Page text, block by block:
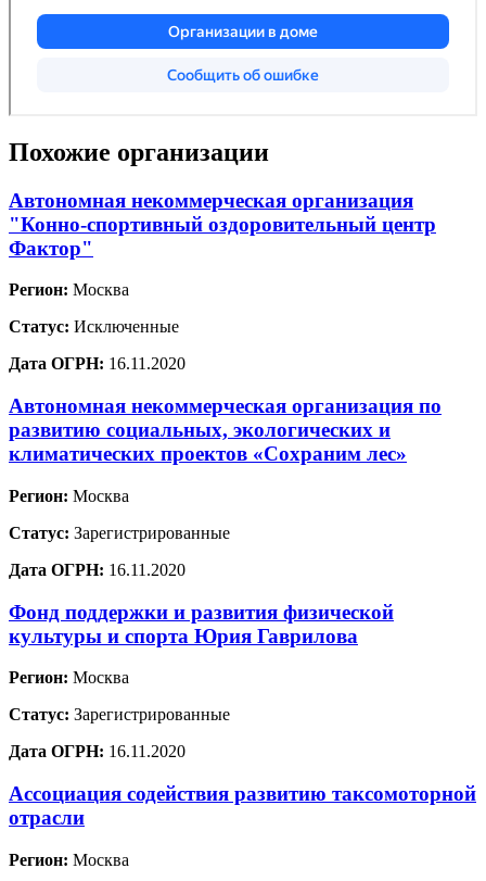
Похожие организации
Автономная некоммерческая организация
"Конно-спортивный оздоровительный центр
Фактор"
Регион: Москва
Статус: Исключенные
Дата ОГРН: 16.11.2020
Автономная некоммерческая организация по
развитию социальных, экологических и
климатических проектов «Сохраним лес»
Регион: Москва
Статус: Зарегистрированные
Дата ОГРН: 16.11.2020
Фонд поддержки и развития физической
культуры и спорта Юрия Гаврилова
Регион: Москва
Статус: Зарегистрированные
Дата ОГРН: 16.11.2020
Ассоциация содействия развитию таксомоторной
отрасли
Регион: Москва